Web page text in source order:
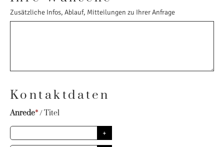
Zusätzliche Infos, Ablauf, Mitteilungen zu Ihrer Anfrage
Kontaktdaten
Anrede*/Titel